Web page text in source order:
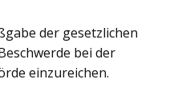
der gesetzlichen
bei der
einzureichen.